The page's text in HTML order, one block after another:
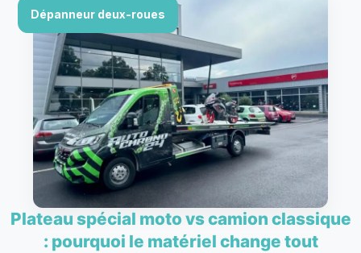
Dépanneur deux-roues
Plateau spécial moto vs camion classique
: pourquoi le matériel change tout